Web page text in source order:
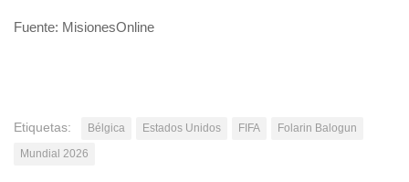
Fuente: MisionesOnline
Etiquetas: Bélgica Estados Unidos FIFA
Folarin Balogun
Mundial 2026